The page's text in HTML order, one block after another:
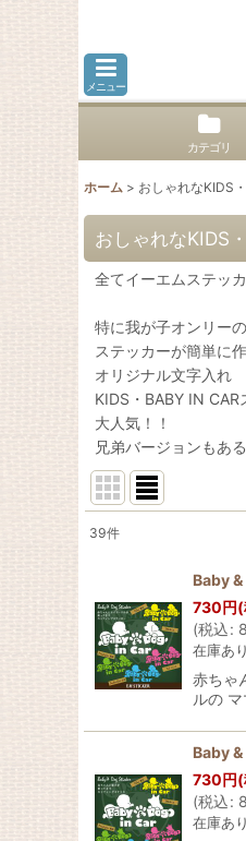
メニュー
カテゴリ
ホーム > おしゃれなKIDS
おしゃれなKIDS
全てイーエムステッ
特に我が子オンリーの
ステッカーが簡単に
オリジナル文字入れ
KIDS・BABY IN CAR
大人気！！
兄弟バージョンもあ
並び順:
39件
Baby
730円
(税込:
在庫あり
赤ちゃ
ルの
Baby &
730円
(税込:
在庫あり